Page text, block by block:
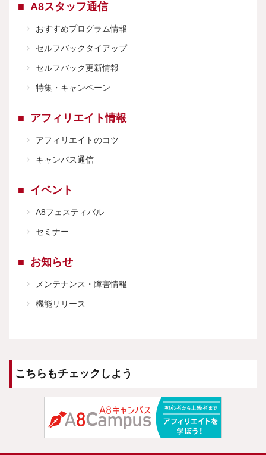
A8スタッフ通信
おすすめプログラム情報
セルフバックタイアップ
セルフバック更新情報
特集・キャンペーン
アフィリエイト情報
アフィリエイトのコツ
キャンパス通信
イベント
A8フェスティバル
セミナー
お知らせ
メンテナンス・障害情報
機能リリース
こちらもチェックしよう